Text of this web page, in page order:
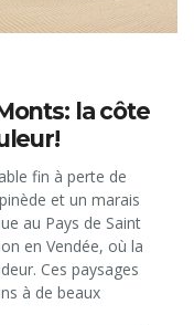
la côte
fin à perte de
et un marais
au Pays de Saint
en Vendée, où la
Ces paysages
à de beaux